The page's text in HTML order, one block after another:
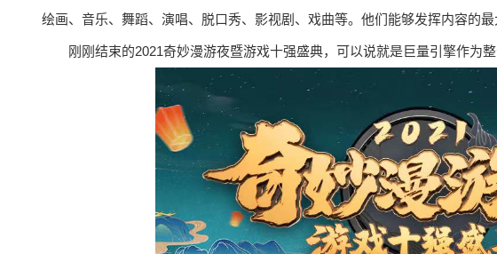
绘画、音乐、舞蹈、演唱、脱⼝秀、影视剧、戏曲等。他们能够发挥内容的最
刚刚结束的2021奇妙漫游夜暨游戏⼗强盛典，可以说就是巨量引擎作为